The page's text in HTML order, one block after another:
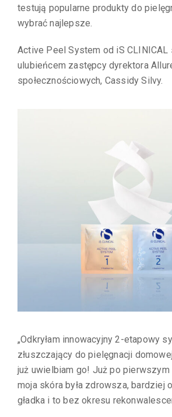
testują popularne produkty do
wybrać najlepsze.
Active Peel System od iS CLINICAL
ulubieńcem zastępcy dyrektora
społecznościowych, Cassidy Silvy.
„Odkryłam innowacyjny 2-etapowy
złuszczający do pielęgnacji
już uwielbiam go! Już po
moja skóra była zdrowsza, bardziej
gładka i to bez okresu